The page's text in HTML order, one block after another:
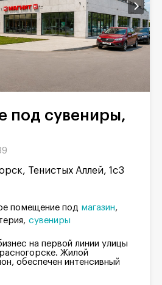
Тенистых Аллей, 1c3
помещение под магазин
сувениры
на первой линии улицы
Жилой
обеспечен интенсивный